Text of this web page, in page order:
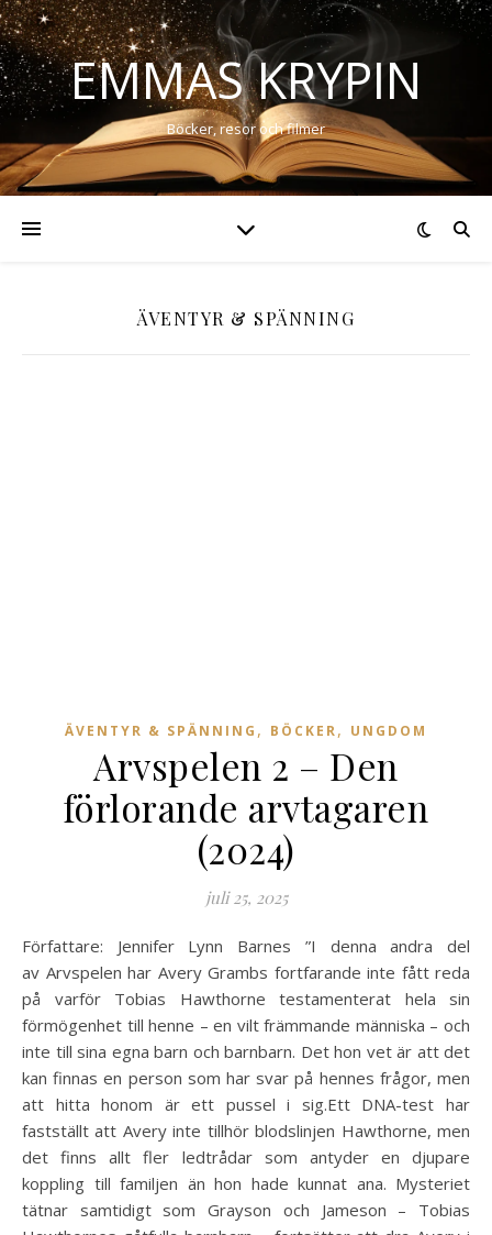
EMMAS KRYPIN
Böcker, resor och filmer
ÄVENTYR & SPÄNNING
ÄVENTYR & SPÄNNING , BÖCKER, UNGDOM
Arvspelen 2 – Den
förlorande arvtagaren
(2024)
juli 25, 2025
Författare: Jennifer Lynn Barnes ”I denna andra del
av Arvspelen har Avery Grambs fortfarande inte fått reda
på varför Tobias Hawthorne testamenterat hela sin
förmögenhet till henne – en vilt främmande människa – och
inte till sina egna barn och barnbarn. Det hon vet är att det
kan finnas en person som har svar på hennes frågor, men
att hitta honom är ett pussel i sig.Ett DNA-test har
fastställt att Avery inte tillhör blodslinjen Hawthorne, men
det finns allt fler ledtrådar som antyder en djupare
koppling till familjen än hon hade kunnat ana. Mysteriet
tätnar samtidigt som Grayson och Jameson – Tobias